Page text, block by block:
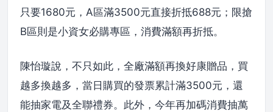
只要1680元，A區滿3500元直接折抵688元；限搶
B區則是小資女必購專區，消費滿額再折抵。
陳怡璇說，不只如此，全廠滿額再換好康贈品，買
越多換越多，當日購買的發票累計滿3500元，還
能抽家電及全聯禮券。此外，今年再加碼消費抽萬